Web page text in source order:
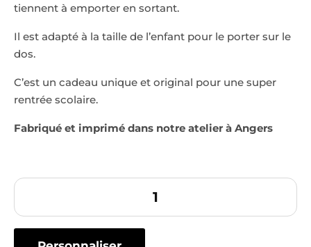
tiennent à emporter en sortant.
Il est adapté à la taille de l’enfant pour le porter sur le
dos.
C’est un cadeau unique et original pour une super
rentrée scolaire.
Fabriqué et imprimé dans notre atelier à Angers